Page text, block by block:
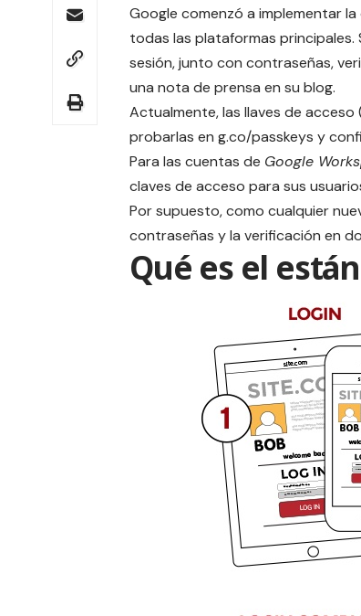
Google comenzó a implementar
todas las plataformas principales.
sesión, junto con contraseñas,
una nota de prensa en su blog.
Actualmente, las llaves de acceso
probarlas en g.co/passkeys y
Para las cuentas de Google
claves de acceso para sus
Por supuesto, como cualquier
contraseñas y la verificación en
Qué es el